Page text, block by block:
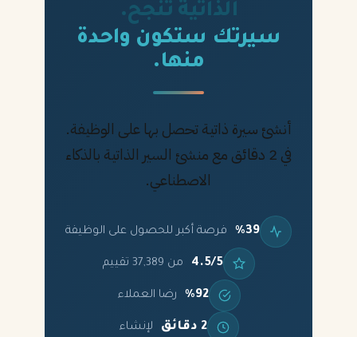
الذاتية تنجح.
سيرتك ستكون واحدة
منها.
أنشئ سيرة ذاتية تحصل بها على الوظيفة.
في 2 دقائق مع منشئ السير الذاتية بالذكاء
الاصطناعي.
%39 فرصة أكبر للحصول على الوظيفة
4.5/5 من 37,389 تقييم
%92 رضا العملاء
2 دقائق لإنشاء